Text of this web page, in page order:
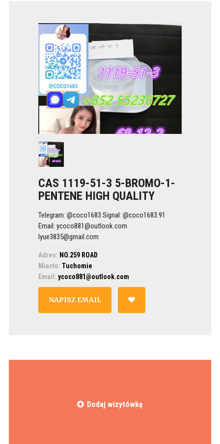
CAS 1119-51-3 5-BROMO-1-
PENTENE HIGH QUALITY
Telegram: @coco1683 Signal: @coco1683.91
Email: ycoco881@outlook.com
lyue3835@gmail.com
Adres: NO.259 ROAD
Miasto: Tuchomie
Email: ycoco881@outlook.com
NAPISZ EMAIL
Dodaj wizytówkę